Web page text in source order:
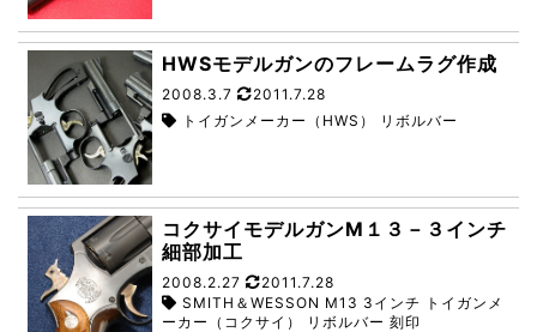
HWSモデルガンのフレームラグ作成
2008.3.7
2011.7.28
トイガンメーカー（HWS） リボルバー
コクサイモデルガンM１３－３インチ
細部加工
2008.2.27
2011.7.28
SMITH＆WESSON M13 3インチ トイガンメ
ーカー（コクサイ） リボルバー 刻印